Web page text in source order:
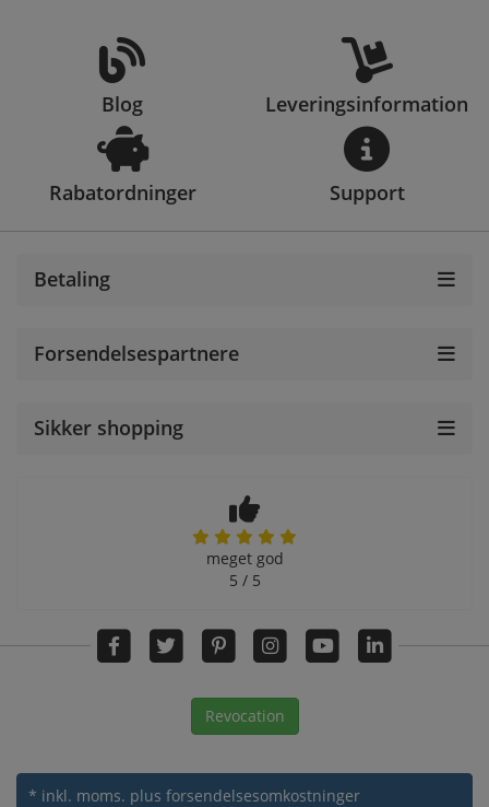
Blog Leveringsinformation
Rabatordninger Support
Betaling
Forsendelsespartnere
Sikker shopping
meget god
5 / 5
Revocation
* inkl. moms. plus forsendelsesomkostninger